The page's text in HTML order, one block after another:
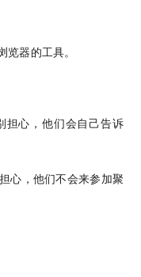
器的工具。
心，他们会自己告诉
心，他们不会来参加聚